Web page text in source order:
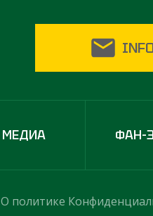
МЕДИА ФАН-
О политике